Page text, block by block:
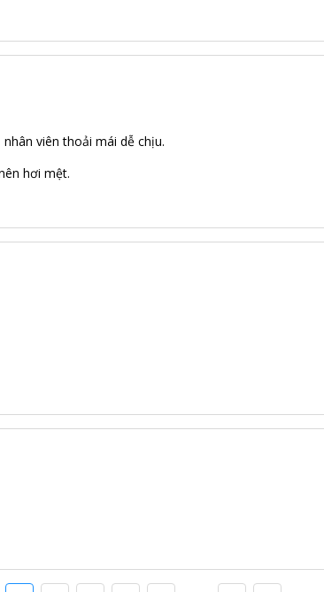
viên thoải mái dễ chịu.
hơi mệt.